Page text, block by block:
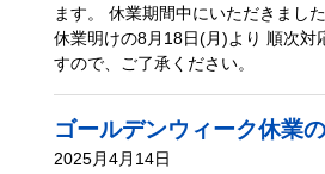
ます。 休業期間中にいただきまし
休業明けの8月18日(月)より 順次対
すので、ご了承ください。
ゴールデンウィーク休業
2025月4月14日